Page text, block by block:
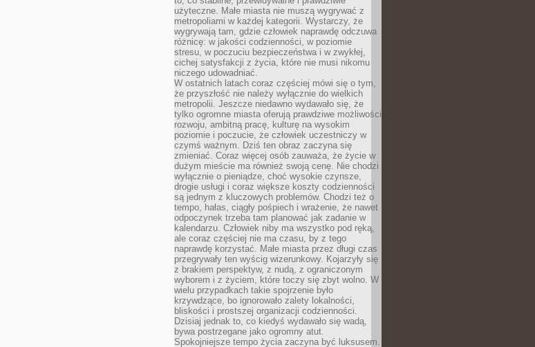
użyteczne. Małe miasta nie muszą wygrywać z
metropoliami w każdej kategorii. Wystarczy, że
wygrywają tam, gdzie człowiek naprawdę odczuwa
różnicę: w jakości codzienności, w poziomie
stresu, w poczuciu bezpieczeństwa i w zwykłej,
cichej satysfakcji z życia, które nie musi nikomu
niczego udowadniać.
W ostatnich latach coraz częściej mówi się o tym,
że przyszłość nie należy wyłącznie do wielkich
metropolii. Jeszcze niedawno wydawało się, że
tylko ogromne miasta oferują prawdziwe możliwości
rozwoju, ambitną pracę, kulturę na wysokim
poziomie i poczucie, że człowiek uczestniczy w
czymś ważnym. Dziś ten obraz zaczyna się
zmieniać. Coraz więcej osób zauważa, że życie w
dużym mieście ma również swoją cenę. Nie chodzi
wyłącznie o pieniądze, choć wysokie czynsze,
drogie usługi i coraz większe koszty codzienności
są jednym z kluczowych problemów. Chodzi też o
tempo, hałas, ciągły pośpiech i wrażenie, że nawet
odpoczynek trzeba tam planować jak zadanie w
kalendarzu. Człowiek niby ma wszystko pod ręką,
ale coraz częściej nie ma czasu, by z tego
naprawdę korzystać. Małe miasta przez długi czas
przegrywały ten wyścig wizerunkowy. Kojarzyły się
z brakiem perspektyw, z nudą, z ograniczonym
wyborem i z życiem, które toczy się zbyt wolno. W
wielu przypadkach takie spojrzenie było
krzywdzące, bo ignorowało zalety lokalności,
bliskości i prostszej organizacji codzienności.
Dzisiaj jednak to, co kiedyś wydawało się wadą,
bywa postrzegane jako ogromny atut.
Spokojniejsze tempo życia zaczyna być luksusem.